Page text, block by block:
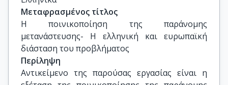
Μεταφρασμένος τίτλος
Η ποινικοποίηση της παράνομης
μετανάστευσης- Η ελληνική και ευρωπαϊκή
διάσταση του προβλήματος
Περίληψη
Αντικείμενο της παρούσας εργασίας είναι η